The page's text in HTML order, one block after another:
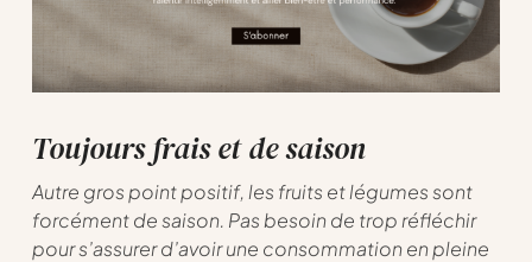
Toujours frais et de saison
Autre gros point positif, les fruits et légumes sont
forcément de saison. Pas besoin de trop réfléchir
pour s’assurer d’avoir une consommation en pleine